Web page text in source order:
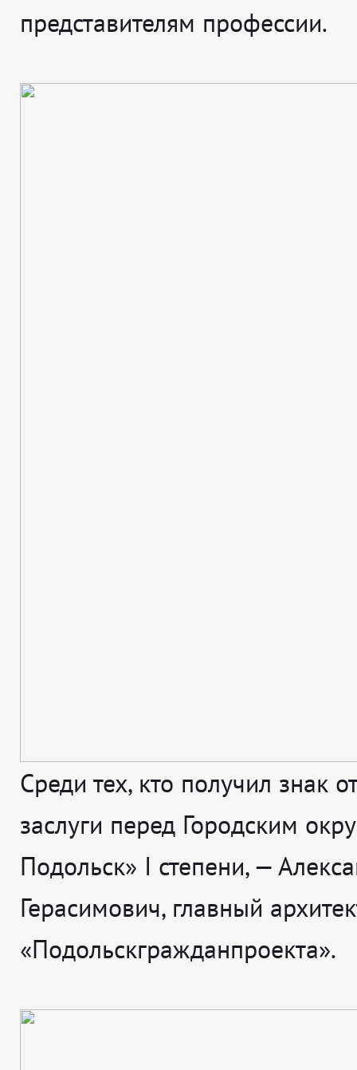
представителям профессии.
Среди тех, кто получил знак
заслуги перед Городским
Подольск» I степени, —
Герасимович, главный
«Подольскгражданпроекта».